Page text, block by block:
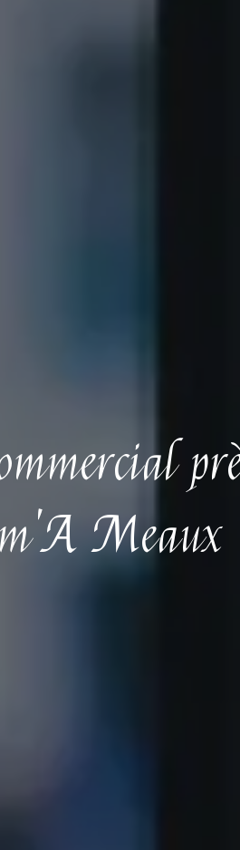
Meaux